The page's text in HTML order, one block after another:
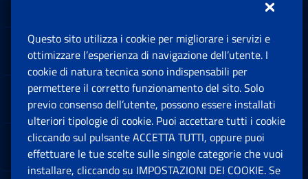
Sedi e Contatti
Software
Note Legali
Questo sito utilizza i cookie per migliorare i servizi e
ottimizzare l’esperienza di navigazione dell’utente. I
cookie di natura tecnica sono indispensabili per
permettere il corretto funzionamento del sito. Solo
previo consenso dell’utente, possono essere installati
ulteriori tipologie di cookie. Puoi accettare tutti i cookie
cliccando sul pulsante ACCETTA TUTTI, oppure puoi
effettuare le tue scelte sulle singole categorie che vuoi
installare, cliccando su IMPOSTAZIONI DEI COOKIE. Se